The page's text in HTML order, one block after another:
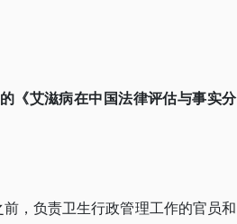
《艾滋病在中国法律评估与事实分
，负责卫生行政管理工作的官员和